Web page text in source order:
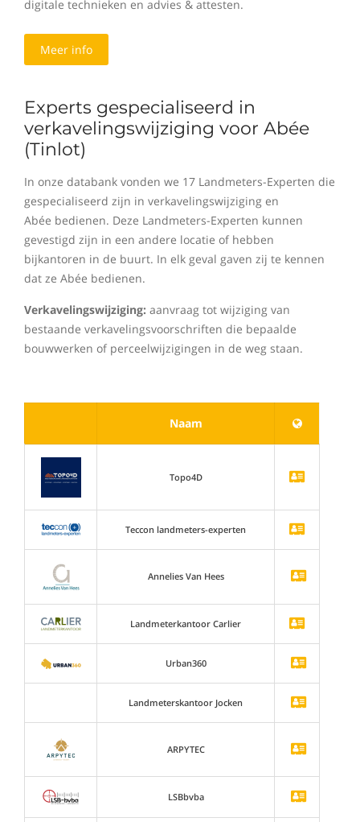
digitale technieken en advies & attesten.
Meer info
Experts gespecialiseerd in
verkavelingswijziging voor Abée
(Tinlot)
In onze databank vonden we 17 Landmeters-Experten die
gespecialiseerd zijn in verkavelingswijziging en
Abée bedienen. Deze Landmeters-Experten kunnen
gevestigd zijn in een andere locatie of hebben
bijkantoren in de buurt. In elk geval gaven zij te kennen
dat ze Abée bedienen.
Verkavelingswijziging: aanvraag tot wijziging van
bestaande verkavelingsvoorschriften die bepaalde
bouwwerken of perceelwijzigingen in de weg staan.
Naam
Topo4D
Teccon landmeters-experten
Annelies Van Hees
Landmeterkantoor Carlier
Urban360
Landmeterskantoor Jocken
ARPYTEC
LSBbvba